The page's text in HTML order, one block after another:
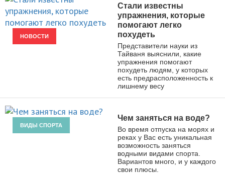
НОВОСТИ
Стали известны
упражнения, которые
помогают легко
похудеть
Представители науки из
Тайваня выяснили, какие
упражнения помогают
похудеть людям, у которых
есть предрасположенность к
лишнему весу
ВИДЫ СПОРТА
Чем заняться на воде?
Во время отпуска на морях и
реках у Вас есть уникальная
возможность заняться
водными видами спорта.
Вариантов много, и у каждого
свои плюсы.